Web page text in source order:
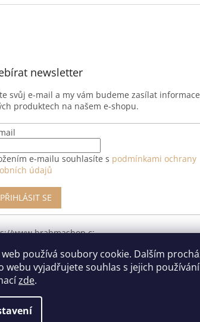
používá soubory cookie. Dalším
webu vyjadřujete souhlas s jejich
zde.
newsletter
svůj e-mail a my vám budeme zasílat
produktech na našem e-shopu.
e-mailu souhlasíte s podmínkami ochrany
údajů
PŘIHLÁSIT SE
www.brahmashop.cz/formular-
vyhrazena.